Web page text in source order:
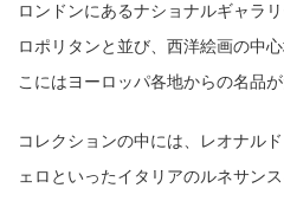
ロンドンにあるナショナルギャラ
ロポリタンと並び、西洋絵画の中
こにはヨーロッパ各地からの名品
コレクションの中には、レオナル
ェロといったイタリアのルネサン